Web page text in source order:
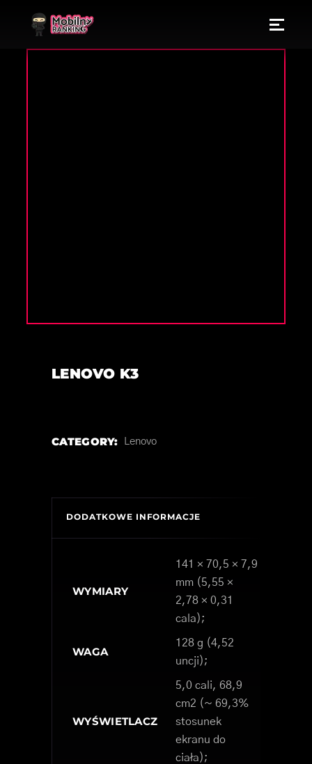
LENOVO K3
CATEGORY: Lenovo
DODATKOWE INFORMACJE
WYMIARY
141 × 70,5 × 7,9
mm (5,55 ×
2,78 × 0,31
cala);
WAGA
128 g (4,52
uncji);
WYŚWIETLACZ
5,0 cali, 68,9
cm2 (~ 69,3%
stosunek
ekranu do
ciała);